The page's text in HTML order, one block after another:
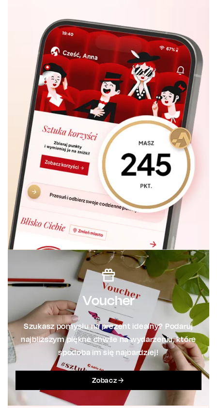
Voucher
Szukasz pomysłu na prezent idealny? Podaruj
najbliższym piękne chwile na wydarzeniu, które
spodoba im się najbardziej!
Zobacz